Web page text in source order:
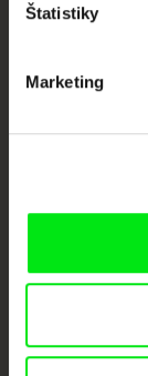
Štatistiky
Marketing
Portál DAFilms